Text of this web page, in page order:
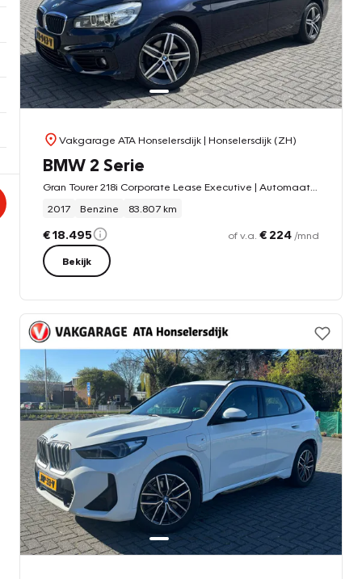
Vakgarage ATA Honselersdijk| Honselersdijk (ZH)
BMW 2 Serie
2017
Benzine 83.807 km
€ 18.495 of v.a. € 224 /mnd
Bekijk